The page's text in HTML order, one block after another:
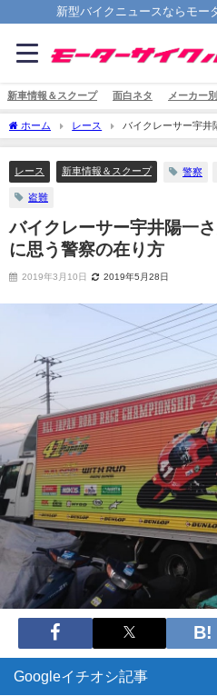
新型バイクニュースならモー
新車情報＆スクープ 面白ネタ メーカー
ホーム レース
バイクレーサー宇井
の在り方
レース 新車情報＆スクープ 警察
盗難
バイクレーサー宇井陽一
に思う警察の在り方
2019年3月10日 2019年5月28日
Googleイチオシ記事